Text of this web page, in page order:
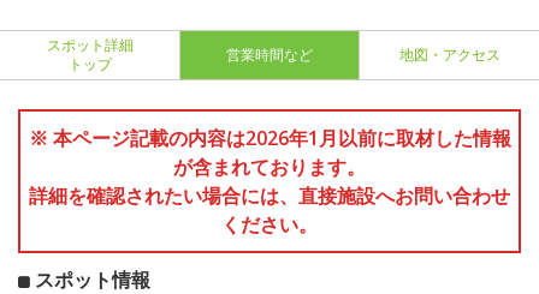
スポット詳細
トップ
営業時間など 地図・アクセス
※ 本ページ記載の内容は2026年1月以前に取材した情報
が含まれております。
詳細を確認されたい場合には、直接施設へお問い合わせ
ください。
スポット情報